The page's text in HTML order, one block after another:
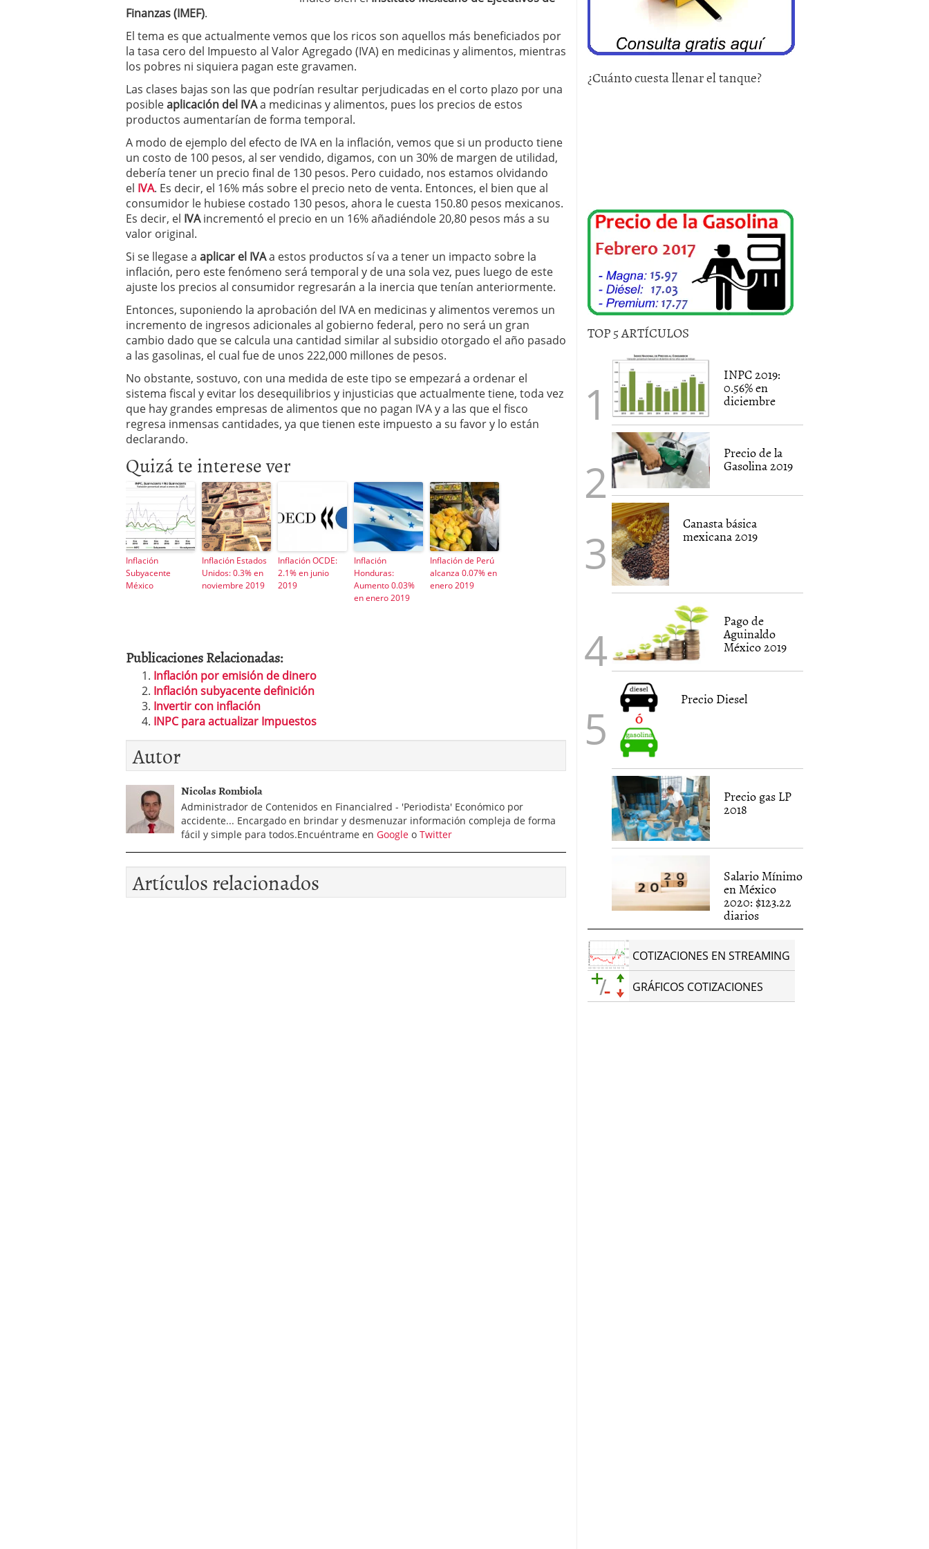
Finanzas (IMEF).
El tema es que actualmente vemos que los ricos son aquellos más beneficiados por
la tasa cero del Impuesto al Valor Agregado (IVA) en medicinas y alimentos, mientras
los pobres ni siquiera pagan este gravamen.
Las clases bajas son las que podrían resultar perjudicadas en el corto plazo por una
posibleaplicación del IVAa medicinas y alimentos, pues los precios de estos
productos aumentarían de forma temporal.
A modo de ejemplo del efecto de IVA en la inflación, vemos que si un producto tiene
un costo de 100 pesos, al ser vendido, digamos, con un 30% de margen de utilidad,
debería tener un precio final de 130 pesos. Pero cuidado, nos estamos olvidando
el IVA. Es decir, el 16% más sobre el precio neto de venta. Entonces, el bien que al
consumidor le hubiese costado 130 pesos, ahora le cuesta 150.80 pesos mexicanos.
Es decir, el IVAincrementó el precio en un 16% añadiéndole 20,80 pesos más a su
valor original.
Si se llegase a aplicar el IVAa estos productos sí va a tener un impacto sobre la
inflación, pero este fenómeno será temporal y de una sola vez, pues luego de este
ajuste los precios al consumidor regresarán a la inercia que tenían anteriormente.
Entonces, suponiendo la aprobación del IVA en medicinas y alimentos veremos un
incremento de ingresos adicionales al gobierno federal, pero no será un gran
cambio dado que se calcula una cantidad similar al subsidio otorgado el año pasado
a las gasolinas, el cual fue de unos 222,000 millones de pesos.
No obstante, sostuvo, con una medida de este tipo se empezará a ordenar el
sistema fiscal y evitar los desequilibrios y injusticias que actualmente tiene, toda vez
que hay grandes empresas de alimentos que no pagan IVA y a las que el fisco
regresa inmensas cantidades, ya que tienen este impuesto a su favor y lo están
declarando.
Quizá te interese ver
Inflación
Subyacente
México
Inflación Estados
Unidos: 0.3% en
noviembre 2019
Inflación OCDE:
2.1% en junio
2019
Inflación
Honduras:
Aumento 0.03%
en enero 2019
Inflación de Perú
alcanza 0.07% en
enero 2019
Publicaciones Relacionadas:
Inflación por emisión de dinero
Inflación subyacente definición
Invertir con inflación
INPC para actualizar Impuestos
Autor
Nicolas Rombiola
Administrador de Contenidos en Financialred - 'Periodista' Económico por
accidente... Encargado en brindar y desmenuzar información compleja de forma
fácil y simple para todos.Encuéntrame en Google o Twitter
Artículos relacionados
¿Cuánto cuesta llenar el tanque?
TOP 5 ARTÍCULOS
INPC 2019:
0.56% en
diciembre
Precio de la
Gasolina 2019
Canasta básica
mexicana 2019
Pago de
Aguinaldo
México 2019
Precio Diesel
Precio gas LP
2018
Salario Mínimo
en México
2020: $123.22
diarios
COTIZACIONES EN STREAMING
GRÁFICOS COTIZACIONES